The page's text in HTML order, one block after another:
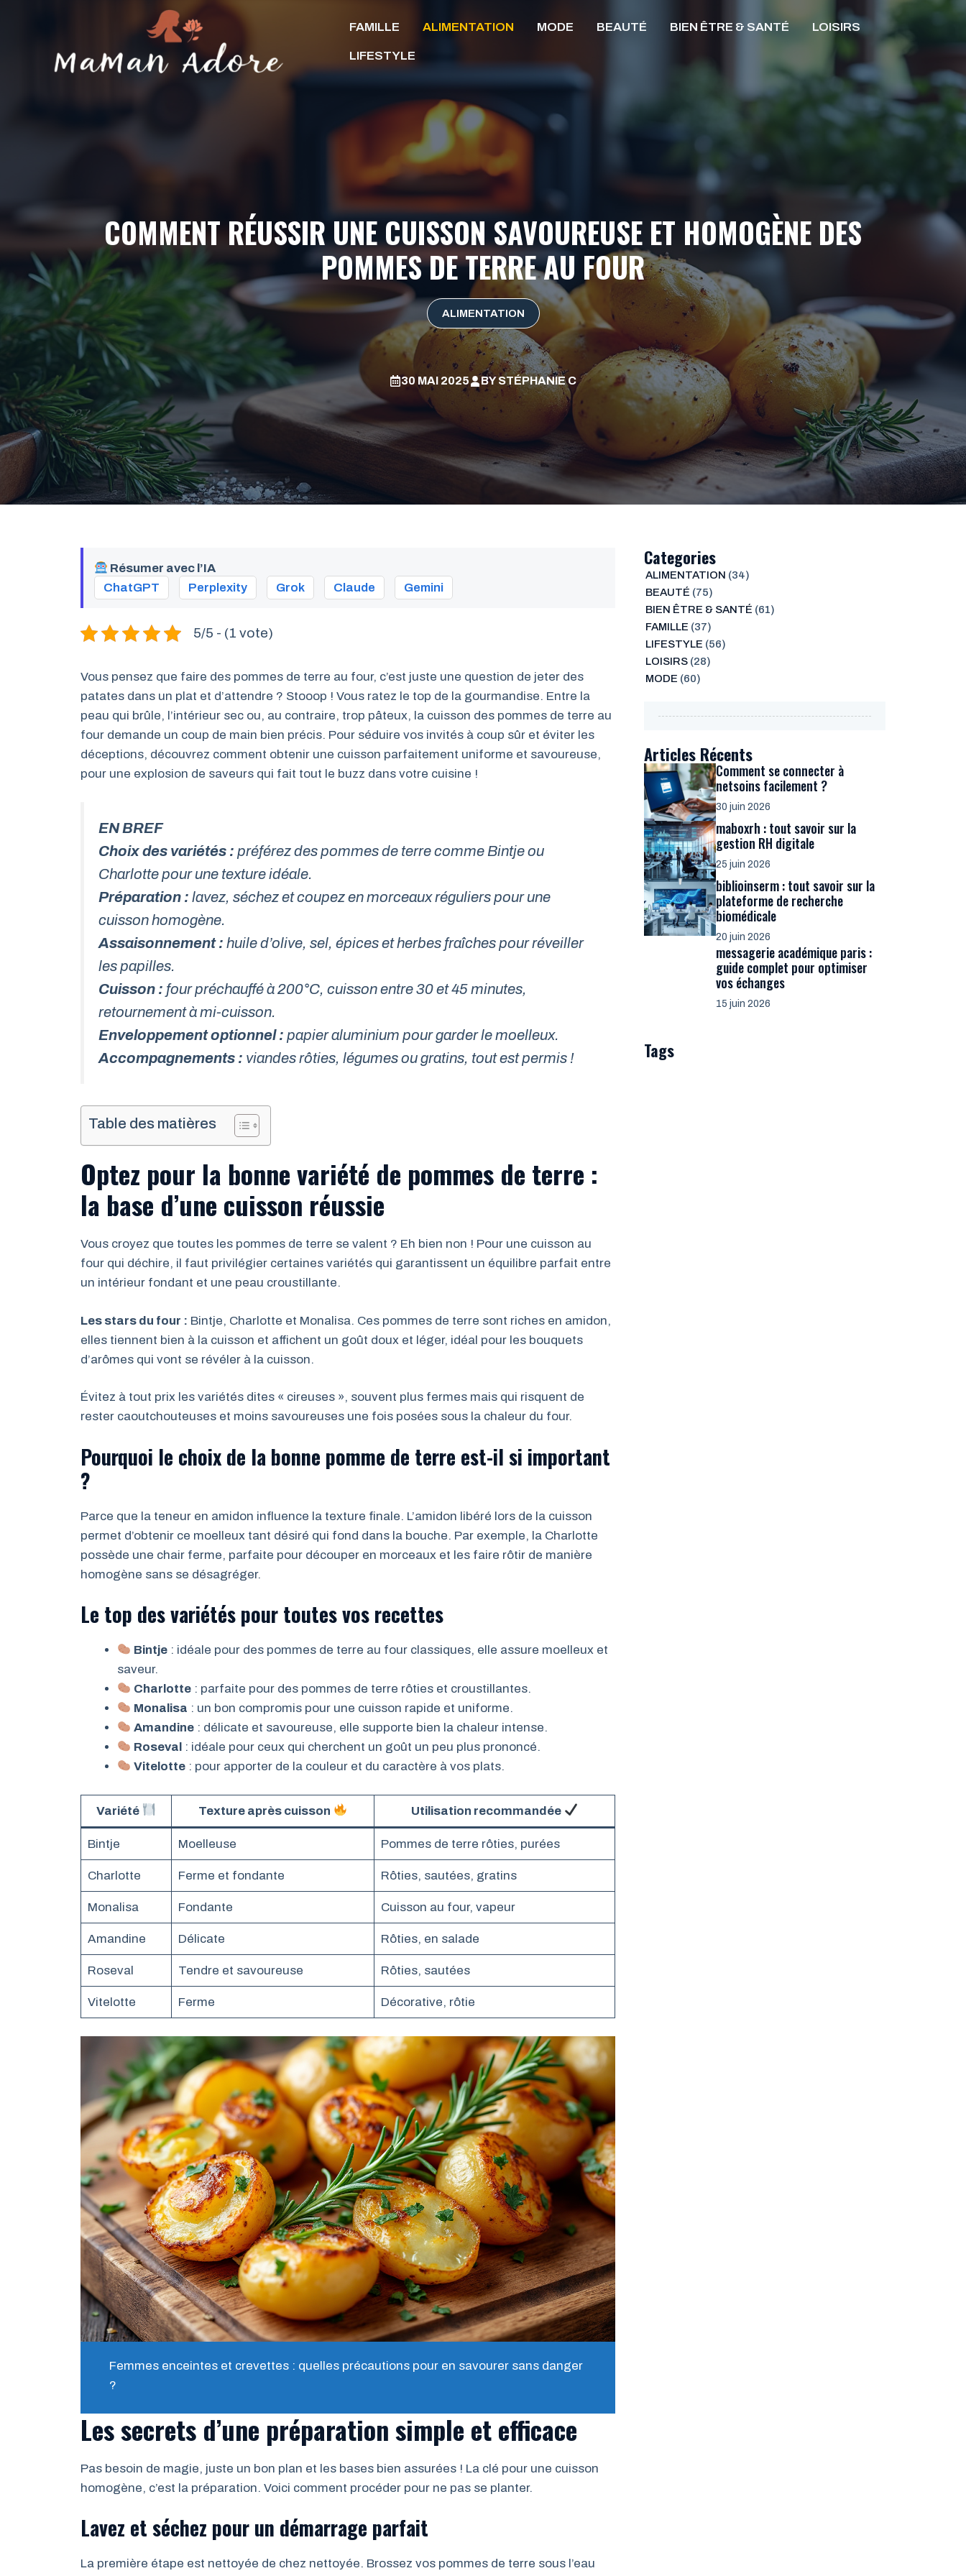
FAMILLE ALIMENTATION MODE BEAUTÉ BIEN ÊTRE & SANTÉ LOISIRS
LIFESTYLE
COMMENT RÉUSSIR UNE CUISSON SAVOUREUSE ET HOMOGÈNE DES
POMMES DE TERRE AU FOUR
ALIMENTATION
30 MAI 2025 BYSTÉPHANIE C
Résumer avec l’IA
ChatGPT
Perplexity Grok Claude Gemini
5/5 - (1 vote)
Vous pensez que faire des pommes de terre au four, c’est juste une question de jeter des
patates dans un plat et d’attendre ? Stooop ! Vous ratez le top de la gourmandise. Entre la
peau qui brûle, l’intérieur sec ou, au contraire, trop pâteux, la cuisson des pommes de terre au
four demande un coup de main bien précis. Pour séduire vos invités à coup sûr et éviter les
déceptions, découvrez comment obtenir une cuisson parfaitement uniforme et savoureuse,
pour une explosion de saveurs qui fait tout le buzz dans votre cuisine !
EN BREF
Choix des variétés : préférez des pommes de terre comme Bintje ou
Charlotte pour une texture idéale.
Préparation : lavez, séchez et coupez en morceaux réguliers pour une
cuisson homogène.
Assaisonnement : huile d’olive, sel, épices et herbes fraîches pour réveiller
les papilles.
Cuisson : four préchauffé à 200°C, cuisson entre 30 et 45 minutes,
retournement à mi-cuisson.
Enveloppement optionnel : papier aluminium pour garder le moelleux.
Accompagnements : viandes rôties, légumes ou gratins, tout est permis !
Table des matières
Optez pour la bonne variété de pommes de terre :
la base d’une cuisson réussie
Vous croyez que toutes les pommes de terre se valent ? Eh bien non ! Pour une cuisson au
four qui déchire, il faut privilégier certaines variétés qui garantissent un équilibre parfait entre
un intérieur fondant et une peau croustillante.
Les stars du four : Bintje, Charlotte et Monalisa. Ces pommes de terre sont riches en amidon,
elles tiennent bien à la cuisson et affichent un goût doux et léger, idéal pour les bouquets
d’arômes qui vont se révéler à la cuisson.
Évitez à tout prix les variétés dites « cireuses », souvent plus fermes mais qui risquent de
rester caoutchouteuses et moins savoureuses une fois posées sous la chaleur du four.
Pourquoi le choix de la bonne pomme de terre est-il si important
?
Parce que la teneur en amidon influence la texture finale. L’amidon libéré lors de la cuisson
permet d’obtenir ce moelleux tant désiré qui fond dans la bouche. Par exemple, la Charlotte
possède une chair ferme, parfaite pour découper en morceaux et les faire rôtir de manière
homogène sans se désagréger.
Le top des variétés pour toutes vos recettes
Bintje : idéale pour des pommes de terre au four classiques, elle assure moelleux et
saveur.
Charlotte : parfaite pour des pommes de terre rôties et croustillantes.
Monalisa : un bon compromis pour une cuisson rapide et uniforme.
Amandine : délicate et savoureuse, elle supporte bien la chaleur intense.
Roseval : idéale pour ceux qui cherchent un goût un peu plus prononcé.
Vitelotte : pour apporter de la couleur et du caractère à vos plats.
Variété Texture après cuisson Utilisation recommandée
Bintje Moelleuse Pommes de terre rôties, purées
Charlotte Ferme et fondante Rôties, sautées, gratins
Monalisa Fondante Cuisson au four, vapeur
Amandine Délicate Rôties, en salade
Roseval Tendre et savoureuse Rôties, sautées
Vitelotte Ferme Décorative, rôtie
Femmes enceintes et crevettes : quelles précautions pour en savourer sans danger
?
Les secrets d’une préparation simple et efficace
Pas besoin de magie, juste un bon plan et les bases bien assurées ! La clé pour une cuisson
homogène, c’est la préparation. Voici comment procéder pour ne pas se planter.
Lavez et séchez pour un démarrage parfait
La première étape est nettoyée de chez nettoyée. Brossez vos pommes de terre sous l’eau
Categories
ALIMENTATION (34)
BEAUTÉ (75)
BIEN ÊTRE & SANTÉ (61)
FAMILLE (37)
LIFESTYLE (56)
LOISIRS(28)
MODE (60)
Articles Récents
Comment se connecter à
netsoins facilement ?
30 juin 2026
maboxrh : tout savoir sur la
gestion RH digitale
25 juin 2026
biblioinserm : tout savoir sur la
plateforme de recherche
biomédicale
20 juin 2026
messagerie académique paris :
guide complet pour optimiser
vos échanges
15 juin 2026
Tags